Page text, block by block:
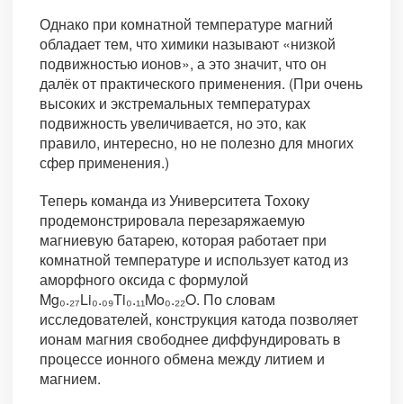
Однако при комнатной температуре магний
обладает тем, что химики называют «низкой
подвижностью ионов», а это значит, что он
далёк от практического применения. (При очень
высоких и экстремальных температурах
подвижность увеличивается, но это, как
правило, интересно, но не полезно для многих
сфер применения.)
Теперь команда из Университета Тохоку
продемонстрировала перезаряжаемую
магниевую батарею, которая работает при
комнатной температуре и использует катод из
аморфного оксида с формулой
Mg₀.₂₇Li₀.₀₉Ti₀.₁₁Mo₀.₂₂O. По словам
исследователей, конструкция катода позволяет
ионам магния свободнее диффундировать в
процессе ионного обмена между литием и
магнием.